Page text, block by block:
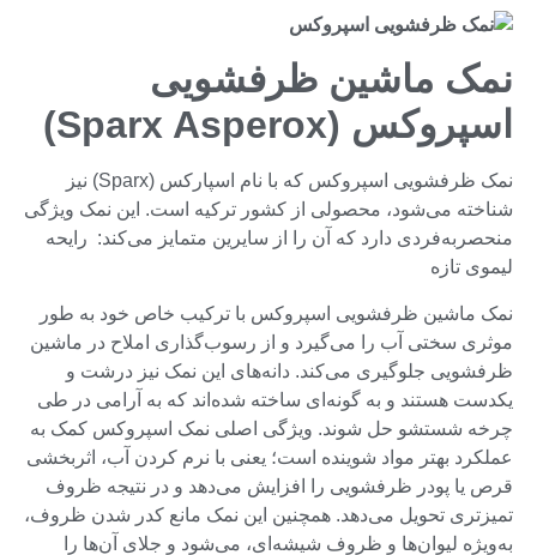
نمک ماشین ظرفشویی
اسپروکس (Sparx Asperox)
نمک ظرفشویی اسپروکس که با نام اسپارکس (Sparx) نیز
شناخته می‌شود، محصولی از کشور ترکیه است. این نمک ویژگی
منحصربه‌فردی دارد که آن را از سایرین متمایز می‌کند: رایحه
لیموی تازه
نمک ماشین ظرفشویی اسپروکس با ترکیب خاص خود به طور
موثری سختی آب را می‌گیرد و از رسوب‌گذاری املاح در ماشین
ظرفشویی جلوگیری می‌کند. دانه‌های این نمک نیز درشت و
یکدست هستند و به گونه‌ای ساخته شده‌اند که به آرامی در طی
چرخه شستشو حل شوند. ویژگی اصلی نمک اسپروکس کمک به
عملکرد بهتر مواد شوینده است؛ یعنی با نرم کردن آب، اثربخشی
قرص یا پودر ظرفشویی را افزایش می‌دهد و در نتیجه ظروف
تمیزتری تحویل می‌دهد. همچنین این نمک مانع کدر شدن ظروف،
به‌ویژه لیوان‌ها و ظروف شیشه‌ای، می‌شود و جلای آن‌ها را